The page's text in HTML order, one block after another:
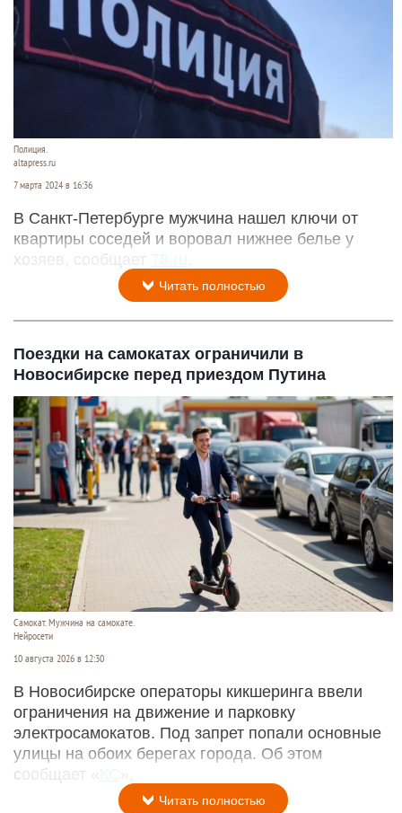
Полиция.
altapress.ru
7 марта 2024 в 16:36
В Санкт-Петербурге мужчина нашел ключи от
квартиры соседей и воровал нижнее белье у
хозяев, сообщает 78.ru
Читать полностью
Поездки на самокатах ограничили в
Новосибирске перед приездом Путина
Самокат. Мужчина на самокате.
Нейросети
10 августа 2026 в 12:30
В Новосибирске операторы кикшеринга ввели
ограничения на движение и парковку
электросамокатов. Под запрет попали основные
улицы на обоих берегах города. Об этом
сообщает « КС
Читать полностью